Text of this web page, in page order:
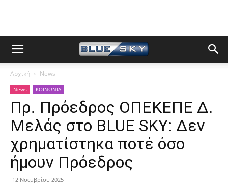
Αρχική News
News ΚΟΙΝΩΝΙΑ
Πρ. Πρόεδρος ΟΠΕΚΕΠΕ Δ.
Μελάς στο BLUE SKY: Δεν
χρηματίστηκα ποτέ όσο
ήμουν Πρόεδρος
12 Νοεμβρίου 2025